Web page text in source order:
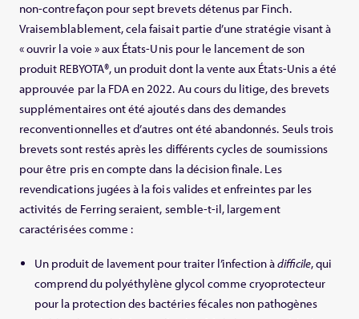
non-contrefaçon pour sept brevets détenus par Finch.
Vraisemblablement, cela faisait partie d’une stratégie visant à
« ouvrir la voie » aux États-Unis pour le lancement de son
produit REBYOTA®, un produit dont la vente aux États-Unis a été
approuvée par la FDA en 2022. Au cours du litige, des brevets
supplémentaires ont été ajoutés dans des demandes
reconventionnelles et d’autres ont été abandonnés. Seuls trois
brevets sont restés après les différents cycles de soumissions
pour être pris en compte dans la décision finale. Les
revendications jugées à la fois valides et enfreintes par les
activités de Ferring seraient, semble-t-il, largement
caractérisées comme :
Un produit de lavement pour traiter l’infection àdifficile, qui
comprend du polyéthylène glycol comme cryoprotecteur
pour la protection des bactéries fécales non pathogènes